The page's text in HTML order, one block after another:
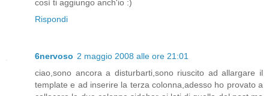
così ti aggiungo anch'io :)
Rispondi
6nervoso 2 maggio 2008 alle ore 21:01
ciao,sono ancora a disturbarti,sono riuscito ad allargare il
template e ad inserire la terza colonna,adesso ho provato a